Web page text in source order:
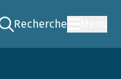
Recherche
Go to the search page